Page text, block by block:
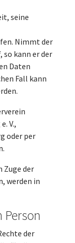
seine
Nimmt der
kann er der
Daten
Fall kann
V.,
oder per
Zuge der
werden in
Person
der